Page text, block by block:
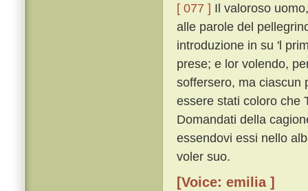
[ 077 ] Il valoroso
alle parole del
introduzione in su 'l
prese; e lor volendo,
soffersero, ma ciascun
essere stati coloro che
Domandati della
essendovi essi nello
voler suo.
[Voice: emilia ]